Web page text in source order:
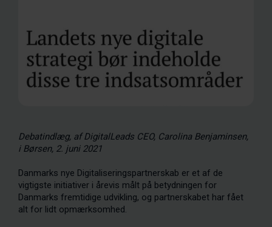
Debatindlæg, af DigitalLeads CEO, Carolina Benjaminsen,
i Børsen, 2. juni 2021
Danmarks nye Digitaliseringspartnerskab er et af de
vigtigste initiativer i årevis målt på betydningen for
Danmarks fremtidige udvikling, og partnerskabet har fået
alt for lidt opmærksomhed.